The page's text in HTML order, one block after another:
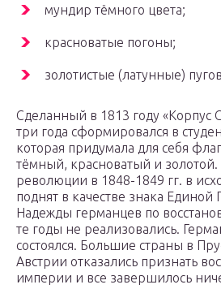
мундир тёмного цвета;
красноватые погоны;
золотистые (латунные)
Сделанный в 1813 году «Корпус
три года сформировался в
которая придумала для себя
тёмный, красноватый и
революции в 1848-1849 гг. в
поднят в качестве знака
Надежды германцев по
те годы не реализовались.
состоялся. Большие страны в
Австрии отказались признать
империи и все завершилось